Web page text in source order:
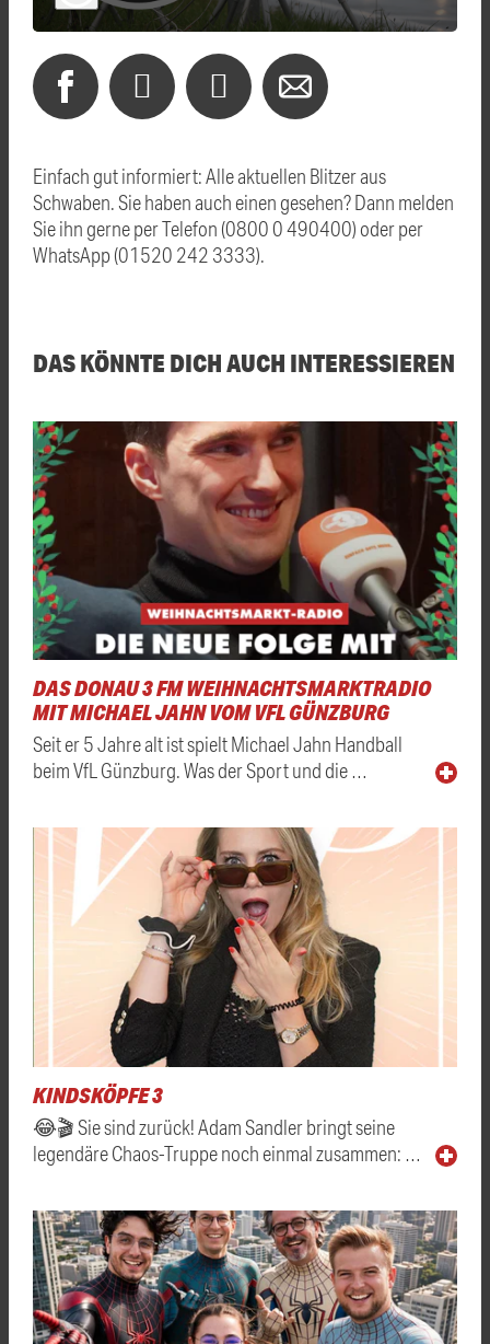
Einfach gut informiert: Alle aktuellen Blitzer aus
Schwaben. Sie haben auch einen gesehen? Dann melden
Sie ihn gerne per Telefon (0800 0 490400) oder per
WhatsApp (01520 242 3333).
DAS KÖNNTE DICH AUCH INTERESSIEREN
DAS DONAU 3 FM WEIHNACHTSMARKTRADIO
MIT MICHAEL JAHN VOM VFL GÜNZBURG
Seit er 5 Jahre alt ist spielt Michael Jahn Handball
beim VfL Günzburg. Was der Sport und die …
KINDSKÖPFE 3
😂🎬 Sie sind zurück! Adam Sandler bringt seine
legendäre Chaos-Truppe noch einmal zusammen: …